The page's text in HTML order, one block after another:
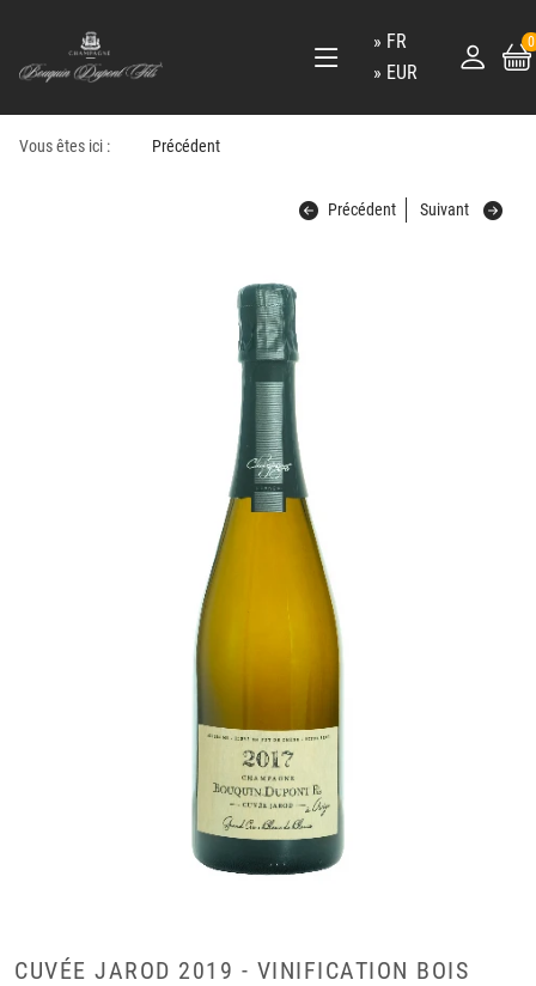
FR
EUR
0
Vous êtes ici : Précédent
Précédent Suivant
CUVÉE JAROD 2019 - VINIFICATION BOIS